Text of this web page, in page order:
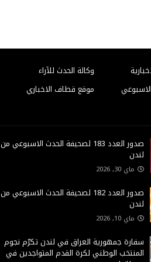
وكالة الحدث للآراء
موقع قطاف الاخباري
صدور العدد 183 لصحيفة الحدث الاسبوعي من
لندن
ماي 30, 2026
صدور العدد 182 لصحيفة الحدث الاسبوعي من
لندن
ماي 10, 2026
سفارة جمهورية العراق في لندن تكرّم نجوم
المنتخب الوطني لكرة القدم المتواجدين في